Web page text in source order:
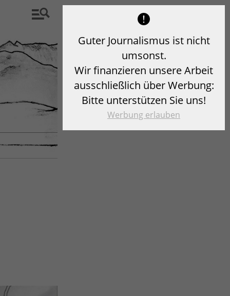
Guter Journalismus ist nicht
umsonst.
Wir finanzieren unsere Arbeit
ausschließlich über Werbung:
Bitte unterstützen Sie uns!
Werbung erlauben